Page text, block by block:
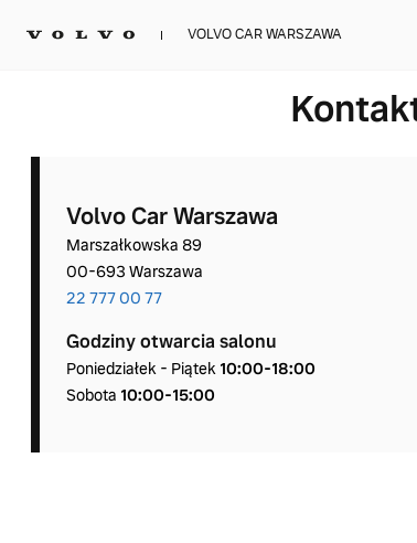
VOLVO CAR WARSZAWA
Volvo Car Warszawa
Marszałkowska 89
00-693 Warszawa
22 777 00 77
Godziny otwarcia salonu
Poniedziałek - Piątek 10:00‑18:00
Sobota 10:00-15:00